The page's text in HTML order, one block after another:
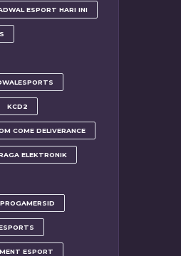
ESPORT HARI INI
KCD2
COME DELIVERANCE
ELEKTRONIK
PROGAMERSID
ESPORT